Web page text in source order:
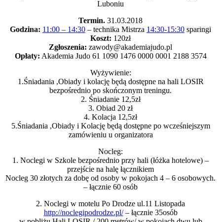
Luboniu
Termin. 31.03.2018
Godzina: 11:00 – 14:30 – technika Mistrza 14:30-15:30 sparingi
Koszt: 120zł
Zgłoszenia: zawody@akademiajudo.pl
Opłaty: Akademia Judo 61 1090 1476 0000 0001 2188 3574
Wyżywienie:
1.Śniadania ,Obiady i kolację będą dostępne na hali LOSIR
bezpośrednio po skończonym treningu.
2. Śniadanie 12,5zł
3. Obiad 20 zł
4. Kolacja 12,5zł
5.Śniadania ,Obiady i Kolację będą dostępne po wcześniejszym
zamówieniu u organizatora
Nocleg:
1. Noclegi w Szkole bezpośrednio przy hali (łóżka hotelowe) –
przejście na halę łącznikiem
Nocleg 30 złotych za dobę od osoby w pokojach 4 – 6 osobowych.
– łącznie 60 osób
2. Noclegi w motelu Po Drodze ul.11 Listopada
http://noclegipodrodze.pl/– łącznie 35osób